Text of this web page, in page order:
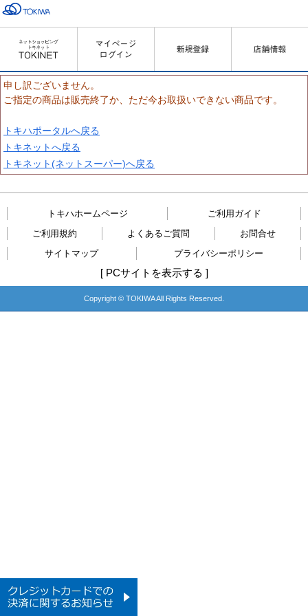
申し訳ございません。
ご指定の商品は販売終了か、ただ今お取扱いできない商品です。
トキハポータルへ戻る
トキネットへ戻る
トキネット(ネットスーパー)へ戻る
トキハホームページ
ご利用ガイド
ご利用規約
よくあるご質問
お問合せ
サイトマップ
プライバシーポリシー
[ PCサイトを表示する ]
Copyright © TOKIWA All Rights Reserved.